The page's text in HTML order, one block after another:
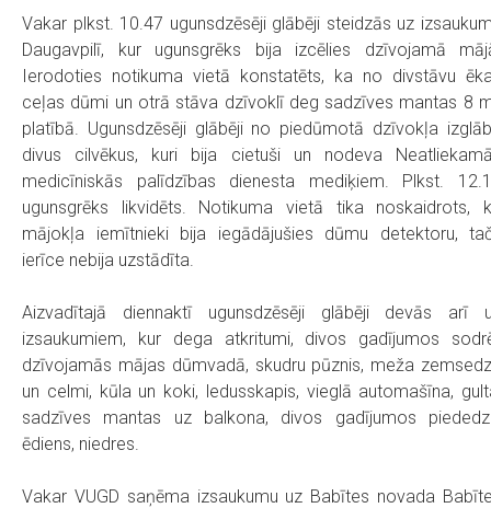
Vakar plkst. 10.47 ugunsdzēsēji glābēji steidzās uz
Daugavpilī, kur ugunsgrēks bija izcēlies dzīvojamā
Ierodoties notikuma vietā konstatēts, ka no divstāvu
ceļas dūmi un otrā stāva dzīvoklī deg sadzīves mantas 8
platībā. Ugunsdzēsēji glābēji no piedūmotā dzīvokļa
divus cilvēkus, kuri bija cietuši un nodeva
medicīniskās palīdzības dienesta mediķiem. Plkst.
ugunsgrēks likvidēts. Notikuma vietā tika noskaidrots,
mājokļa iemītnieki bija iegādājušies dūmu detektoru,
ierīce nebija uzstādīta.
Aizvadītajā diennaktī ugunsdzēsēji glābēji devās arī
izsaukumiem, kur dega atkritumi, divos gadījumos
dzīvojamās mājas dūmvadā, skudru pūznis, meža
un celmi, kūla un koki, ledusskapis, vieglā automašīna,
sadzīves mantas uz balkona, divos gadījumos
ēdiens, niedres.
Vakar VUGD saņēma izsaukumu uz Babītes novada